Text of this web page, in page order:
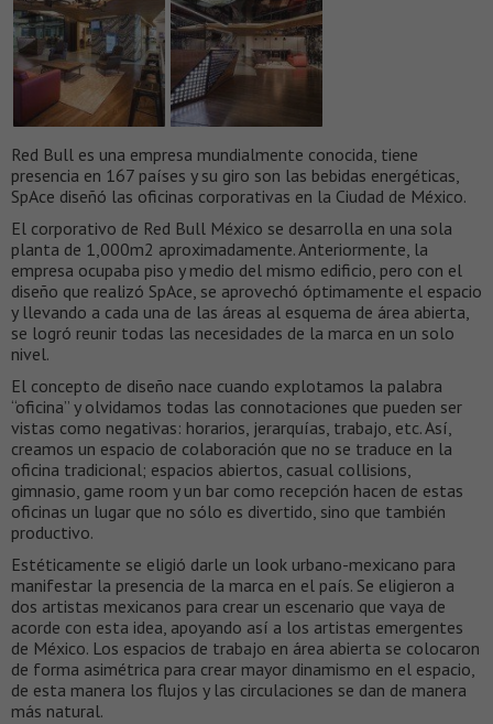
Red Bull es una empresa mundialmente conocida, tiene
presencia en 167 países y su giro son las bebidas energéticas,
SpAce diseñó las oficinas corporativas en la Ciudad de México.
El corporativo de Red Bull México se desarrolla en una sola
planta de 1,000m2 aproximadamente. Anteriormente, la
empresa ocupaba piso y medio del mismo edificio, pero con el
diseño que realizó SpAce, se aprovechó óptimamente el espacio
y llevando a cada una de las áreas al esquema de área abierta,
se logró reunir todas las necesidades de la marca en un solo
nivel.
El concepto de diseño nace cuando explotamos la palabra
“oficina” y olvidamos todas las connotaciones que pueden ser
vistas como negativas: horarios, jerarquías, trabajo, etc. Así,
creamos un espacio de colaboración que no se traduce en la
oficina tradicional; espacios abiertos, casual collisions,
gimnasio, game room y un bar como recepción hacen de estas
oficinas un lugar que no sólo es divertido, sino que también
productivo.
Estéticamente se eligió darle un look urbano-mexicano para
manifestar la presencia de la marca en el país. Se eligieron a
dos artistas mexicanos para crear un escenario que vaya de
acorde con esta idea, apoyando así a los artistas emergentes
de México. Los espacios de trabajo en área abierta se colocaron
de forma asimétrica para crear mayor dinamismo en el espacio,
de esta manera los flujos y las circulaciones se dan de manera
más natural.